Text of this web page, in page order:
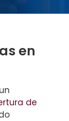
en
de